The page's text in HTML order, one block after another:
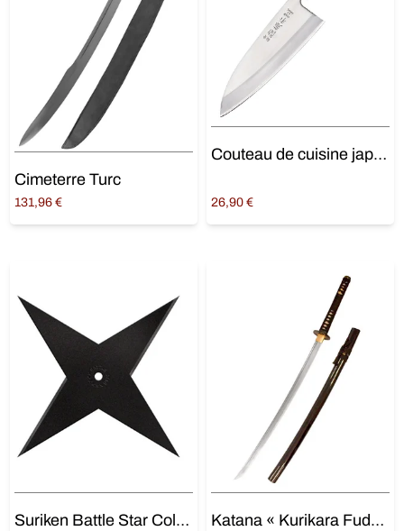
Cimeterre Turc
131,96 €
Lire la suite
Couteau de cuisine japonais
26,90 €
Ajouter au panier
Suriken Battle Star Cold Steel Katana « Kurikara Fudo », lame damas aiguisée